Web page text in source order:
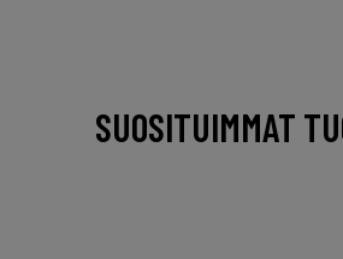
SUOSITUIMMAT